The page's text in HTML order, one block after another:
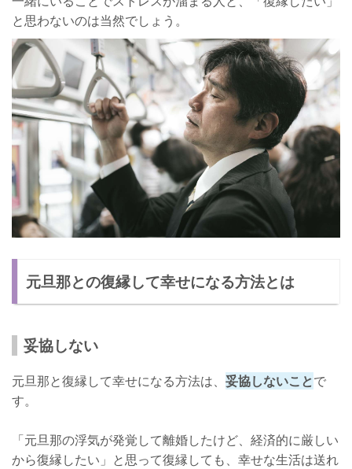
と思わないのは当然でしょう。
元旦那との復縁して幸せになる方法とは
妥協しない
元旦那と復縁して幸せになる方法は、 妥協しないことで
す。
「元旦那の浮気が発覚して離婚したけど、経済的に厳しい
から復縁したい」と思って復縁しても、幸せな生活は送れ